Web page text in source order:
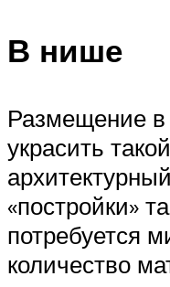
В нише
Размещение
украсить
«постройки»
потребуется
количество